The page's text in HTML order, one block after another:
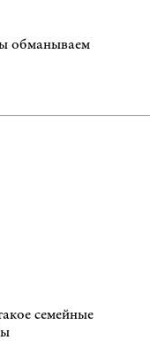
обманываем
семейные